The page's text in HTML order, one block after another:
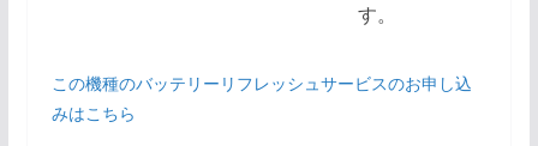
す。
この機種のバッテリーリフレッシュサービスのお申し込
みはこちら